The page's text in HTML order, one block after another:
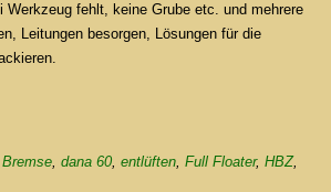
Werkzeug fehlt, keine Grube etc. und mehrere
Leitungen besorgen, Lösungen für die
Bremse, dana 60, entlüften, Full Floater, HBZ,